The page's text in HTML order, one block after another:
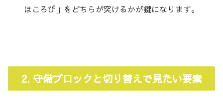
ほころび」をどちらが突けるかが鍵になります。
2. 守備ブロックと切り替えで見たい要素